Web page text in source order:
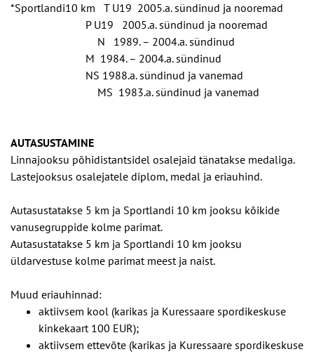
*Sportlandi10 km T U19 2005.a. sündinud ja nooremad
P U19 2005.a. sündinud ja nooremad
N 1989. – 2004.a. sündinud
M 1984. – 2004.a. sündinud
NS 1988.a. sündinud ja vanemad
MS 1983.a. sündinud ja vanemad
AUTASUSTAMINE
Linnajooksu põhidistantsidel osalejaid tänatakse medaliga.
Lastejooksus osalejatele diplom, medal ja eriauhind.
Autasustatakse 5 km ja Sportlandi 10 km jooksu kõikide
vanusegruppide kolme parimat.
Autasustatakse 5 km ja Sportlandi 10 km jooksu
üldarvestuse kolme parimat meest ja naist.
Muud eriauhinnad:
aktiivsem kool (karikas ja Kuressaare spordikeskuse
kinkekaart 100 EUR);
aktiivsem ettevõte (karikas ja Kuressaare spordikeskuse